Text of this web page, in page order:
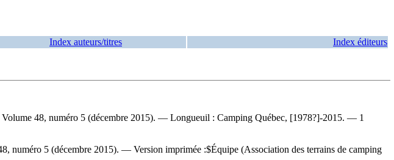
Index auteurs/titres Index éditeurs
48, numéro 5 (décembre 2015). — Longueuil : Camping Québec, [1978?]-2015. — 1
numéro 5 (décembre 2015). — Version imprimée :$Équipe (Association des terrains de camping